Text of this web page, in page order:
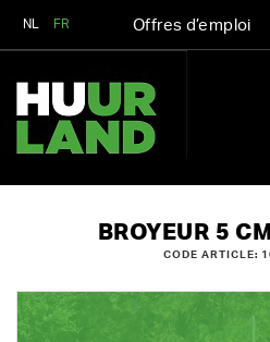
NL FR Offres d’emploi
BROYEUR 5
CODE ARTICLE: